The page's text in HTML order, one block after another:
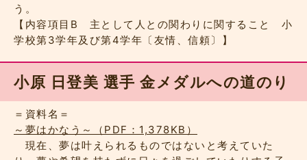
う。
【内容項目B 主として人との関わりに関すること 小
学校第3学年及び第4学年〔友情、信頼〕】
小原 日登美 選手 金メダルへの道のり
＝資料名＝
～夢はかなう～（PDF：1,378KB）
現在、夢は叶えられるものではないと考えていた